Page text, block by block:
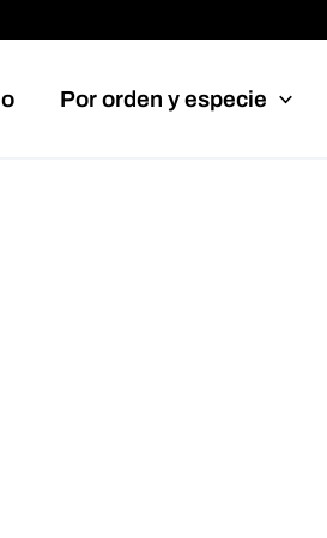
Por orden y especie